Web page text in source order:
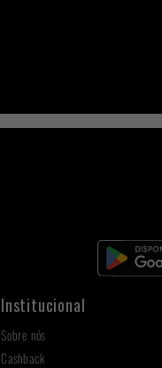
Institucional
Sobre nós
Cashback